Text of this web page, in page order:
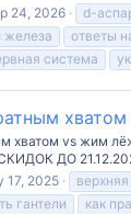
24, 2026 d-
железа
ответы
система
хватом
хватом vs жим
ДО
17, 2025
гантели
как